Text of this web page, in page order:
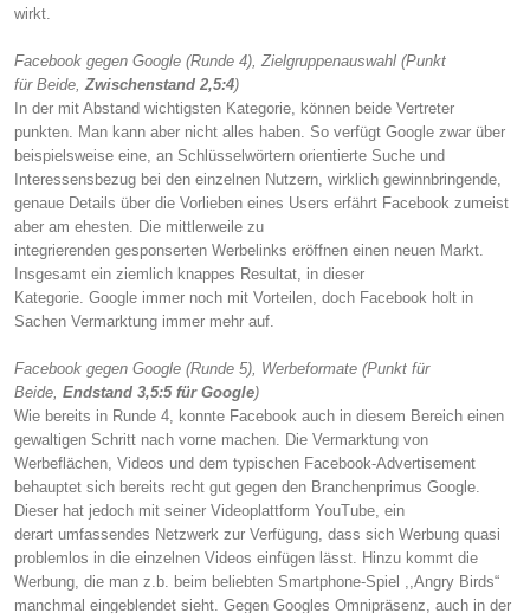
wirkt.
Facebook gegen Google (Runde 4), Zielgruppenauswahl (Punkt
für Beide, Zwischenstand 2,5:4)
In der mit Abstand wichtigsten Kategorie, können beide Vertreter
punkten. Man kann aber nicht alles haben. So verfügt Google zwar über
beispielsweise eine, an Schlüsselwörtern orientierte Suche und
Interessensbezug bei den einzelnen Nutzern, wirklich gewinnbringende,
genaue Details über die Vorlieben eines Users erfährt Facebook zumeist
aber am ehesten. Die mittlerweile zu
integrierenden gesponserten Werbelinks eröffnen einen neuen Markt.
Insgesamt ein ziemlich knappes Resultat, in dieser
Kategorie. Google immer noch mit Vorteilen, doch Facebook holt in
Sachen Vermarktung immer mehr auf.
Facebook gegen Google (Runde 5), Werbeformate (Punkt für
Beide, Endstand 3,5:5 für Google)
Wie bereits in Runde 4, konnte Facebook auch in diesem Bereich einen
gewaltigen Schritt nach vorne machen. Die Vermarktung von
Werbeflächen, Videos und dem typischen Facebook-Advertisement
behauptet sich bereits recht gut gegen den Branchenprimus Google.
Dieser hat jedoch mit seiner Videoplattform YouTube, ein
derart umfassendes Netzwerk zur Verfügung, dass sich Werbung quasi
problemlos in die einzelnen Videos einfügen lässt. Hinzu kommt die
Werbung, die man z.b. beim beliebten Smartphone-Spiel ,,Angry Birds“
manchmal eingeblendet sieht. Gegen Googles Omnipräsenz, auch in der